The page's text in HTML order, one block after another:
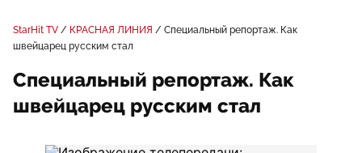
StarHit TV КРАСНАЯ ЛИНИЯ
Специальный репортаж. Как
швейцарец русским стал
Специальный репортаж. Как
швейцарец русским стал